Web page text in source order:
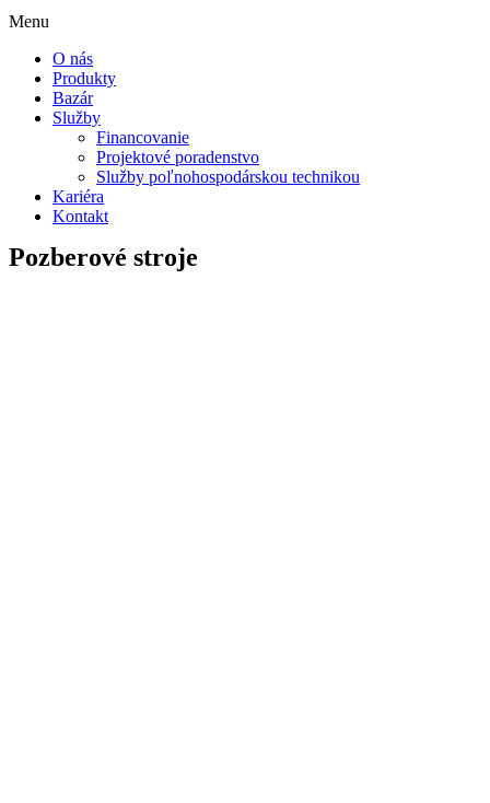
Menu
O nás
Produkty
Bazár
Služby
Financovanie
Projektové poradenstvo
Služby poľnohospodárskou technikou
Kariéra
Kontakt
Pozberové stroje